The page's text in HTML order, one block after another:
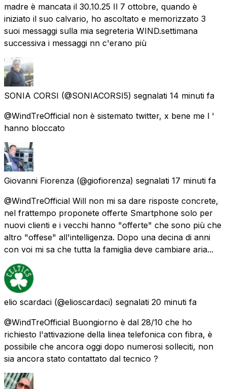
madre è mancata il 30.10.25 Il 7 ottobre, quando è
iniziato il suo calvario, ho ascoltato e memorizzato 3
suoi messaggi sulla mia segreteria WIND.settimana
successiva i messaggi nn c'erano più
SONIA CORSI (@SONIACORSI5) segnalati 14 minuti fa
@WindTreOfficial non è sistemato twitter, x bene me l '
hanno bloccato
Giovanni Fiorenza (@giofiorenza) segnalati 17 minuti fa
@WindTreOfficial Will non mi sa dare risposte concrete,
nel frattempo proponete offerte Smartphone solo per
nuovi clienti e i vecchi hanno "offerte" che sono più che
altro "offese" all'intelligenza. Dopo una decina di anni
con voi mi sa che tutta la famiglia deve cambiare aria...
elio scardaci (@elioscardaci) segnalati 20 minuti fa
@WindTreOfficial Buongiorno è dal 28/10 che ho
richiesto l'attivazione della linea telefonica con fibra, è
possibile che ancora oggi dopo numerosi solleciti, non
sia ancora stato contattato dal tecnico ?